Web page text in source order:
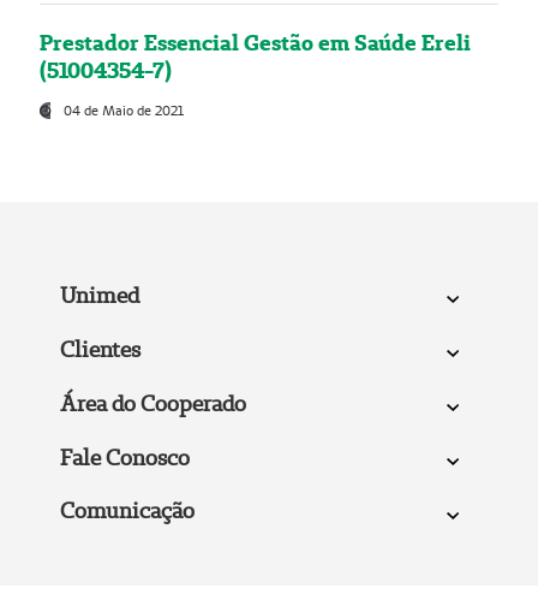
Prestador Essencial Gestão em Saúde Ereli
(51004354-7)
04 de Maio de 2021
Unimed
Clientes
Área do Cooperado
Fale Conosco
Comunicação